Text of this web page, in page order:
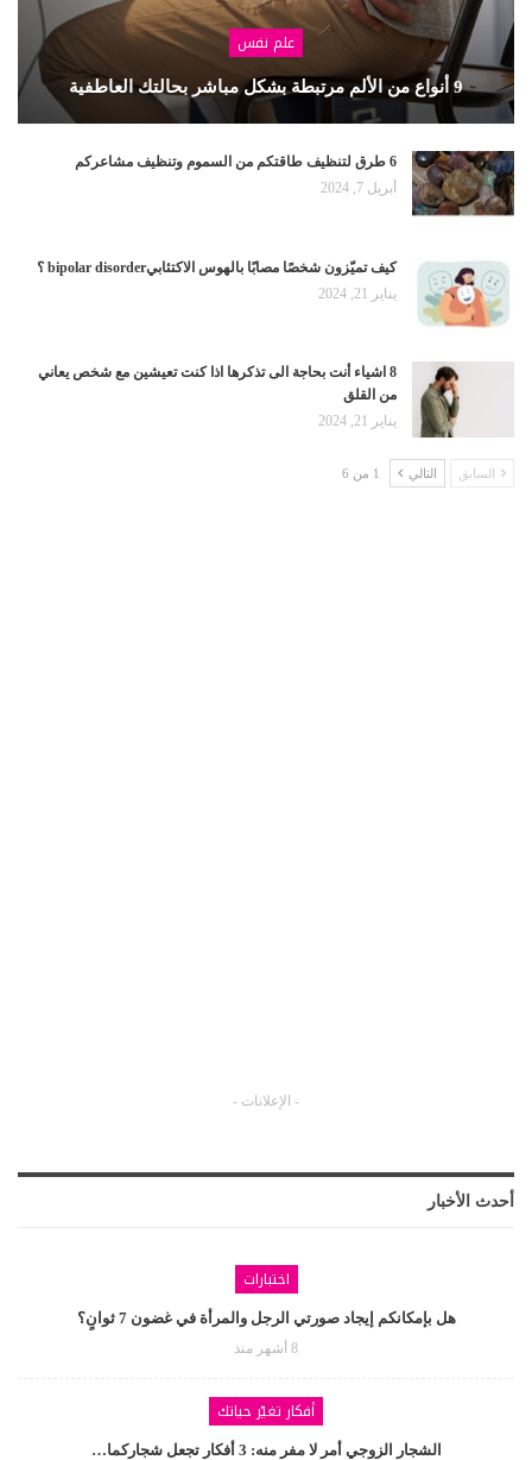
علم نفس
9 أنواع من الألم مرتبطة بشكل مباشر بحالتك العاطفية
6 طرق لتنظيف طاقتكم من السموم وتنظيف مشاعركم
أبريل 7, 2024
كيف تميّزون شخصًا مصابًا بالهوس الاكتئابيbipolar disorder ؟
يناير 21, 2024
8 اشياء أنت بحاجة الى تذكرها اذا كنت تعيشين مع شخص يعاني
من القلق
يناير 21, 2024
السابق التالي 1 من 6
- الإعلانات -
أحدث الأخبار
اختبارات
هل بإمكانكم إيجاد صورتي الرجل والمرأة في غضون 7 ثوانٍ؟
8 أشهر منذ
أفكار تغيّر حياتك
الشجار الزوجي أمر لا مفر منه: 3 أفكار تجعل شجاركما…